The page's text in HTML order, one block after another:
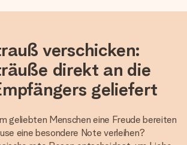
verschicken:
direkt an die
geliefert
geliebten Menschen eine Freude bereiten
eine besondere Note verleihen?